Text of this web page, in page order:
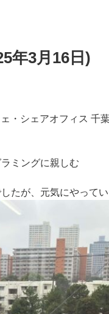
年3月16日)
・シェアオフィス 千
ミングに親しむ
たが、元気にやってい